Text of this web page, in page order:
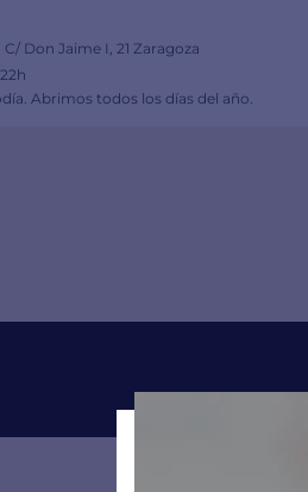
C/ Don Jaime I, 21 Zaragoza
Abrimos todos los días del año.